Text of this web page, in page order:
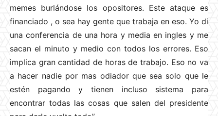
memes burlándose los opositores. Este ataque es
financiado , o sea hay gente que trabaja en eso. Yo di
una conferencia de una hora y media en ingles y me
sacan el minuto y medio con todos los errores. Eso
implica gran cantidad de horas de trabajo. Eso no va
a hacer nadie por mas odiador que sea solo que le
estén pagando y tienen incluso sistema para
encontrar todas las cosas que salen del presidente